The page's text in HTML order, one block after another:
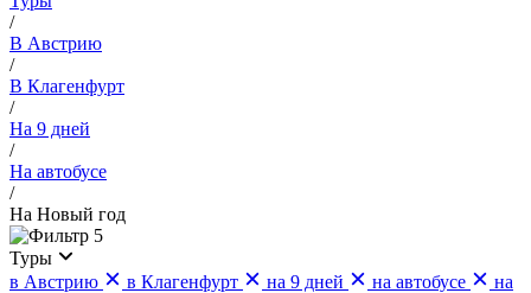
/
В Австрию
/
В Клагенфурт
/
На 9 дней
/
На автобусе
/
На Новый год
5
Туры
в Австрию
в Клагенфурт на 9 дней на автобусе
на